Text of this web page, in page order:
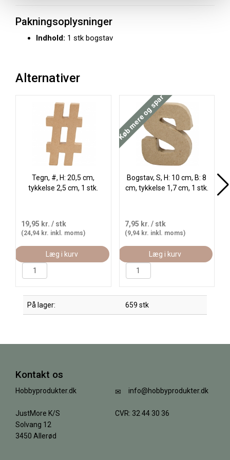
Pakningsoplysninger
Indhold: 1 stk bogstav
Alternativer
Tegn, #, H: 20,5 cm,
tykkelse 2,5 cm, 1 stk.
19,95 kr. / stk
(24,94 kr. inkl. moms)
Læg i kurv
Køb mere og spar
Bogstav, S, H: 10 cm, B: 8
cm, tykkelse 1,7 cm, 1 stk.
7,95 kr. / stk
(9,94 kr. inkl. moms)
Læg i kurv
På lager: 659 stk
Kontakt os
Hobbyprodukter.dk
JustMore K/S
Solvang 12
3450 Allerød
info@hobbyprodukter.dk
CVR: 32 44 30 36